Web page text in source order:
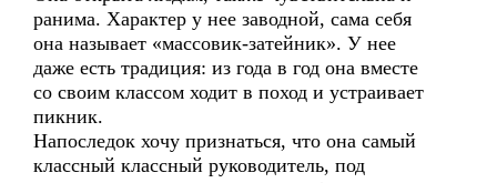
ранима. Характер у нее заводной, сама себя
она называет «массовик-затейник». У нее
даже есть традиция: из года в год она вместе
со своим классом ходит в поход и устраивает
пикник.
Напоследок хочу признаться, что она самый
классный классный руководитель, под